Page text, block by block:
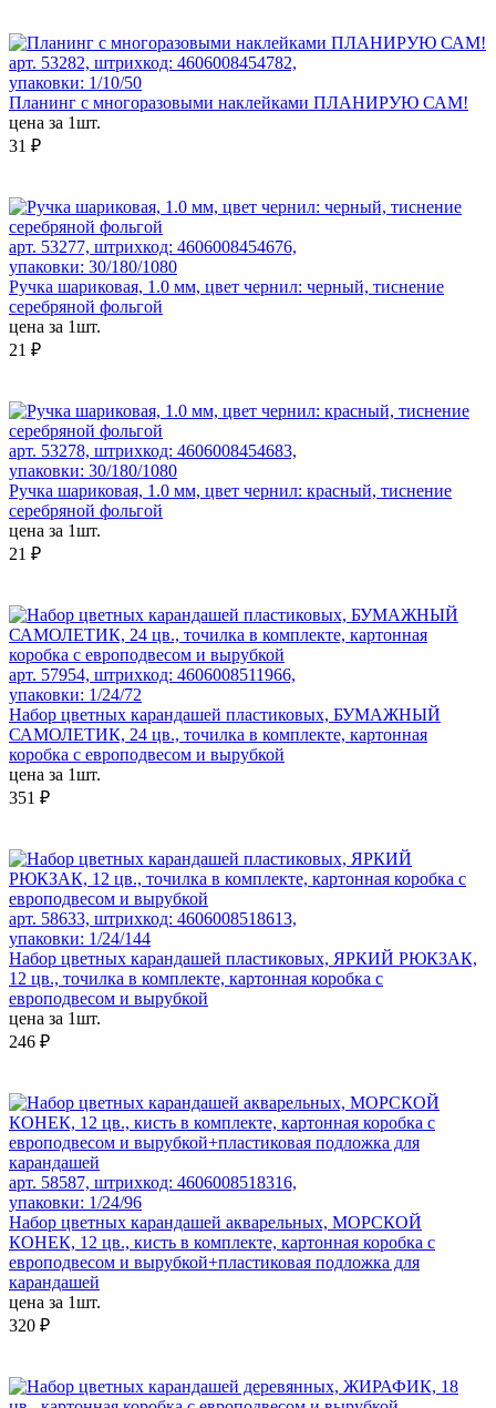
арт. 53282, штрихкод: 4606008454782,
упаковки: 1/10/50
Планинг с многоразовыми наклейками ПЛАНИРУЮ САМ!
цена за 1шт.
31 ₽
арт. 53277, штрихкод: 4606008454676,
упаковки: 30/180/1080
Ручка шариковая, 1.0 мм, цвет чернил: черный, тиснение
серебряной фольгой
цена за 1шт.
21 ₽
арт. 53278, штрихкод: 4606008454683,
упаковки: 30/180/1080
Ручка шариковая, 1.0 мм, цвет чернил: красный, тиснение
серебряной фольгой
цена за 1шт.
21 ₽
арт. 57954, штрихкод: 4606008511966,
упаковки: 1/24/72
Набор цветных карандашей пластиковых, БУМАЖНЫЙ
САМОЛЕТИК, 24 цв., точилка в комплекте, картонная
коробка с европодвесом и вырубкой
цена за 1шт.
351 ₽
арт. 58633, штрихкод: 4606008518613,
упаковки: 1/24/144
Набор цветных карандашей пластиковых, ЯРКИЙ РЮКЗАК,
12 цв., точилка в комплекте, картонная коробка с
европодвесом и вырубкой
цена за 1шт.
246 ₽
арт. 58587, штрихкод: 4606008518316,
упаковки: 1/24/96
Набор цветных карандашей акварельных, МОРСКОЙ
КОНЕК, 12 цв., кисть в комплекте, картонная коробка с
европодвесом и вырубкой+пластиковая подложка для
карандашей
цена за 1шт.
320 ₽